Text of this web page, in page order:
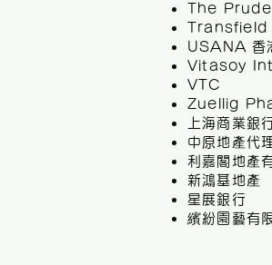
The
USANA 香
Vitasoy
VTC
Zuellig
上海商業銀
中原地產代
利嘉閣地產
新鴻基地產
星展銀行
繽紛園藝有